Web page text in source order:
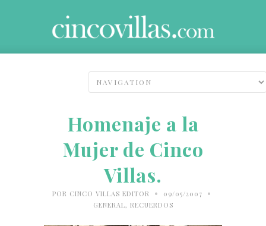
Homenaje a la
Mujer de Cinco
Villas.
POR CINCO VILLAS EDITOR • 09/05/2007 •
GENERAL, RECUERDOS